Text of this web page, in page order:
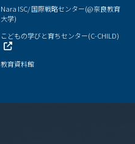
Nara ISC/ 国際戦略センター(@奈良教育
大学)
こどもの学びと育ちセンター(C-CHILD)
教育資料館